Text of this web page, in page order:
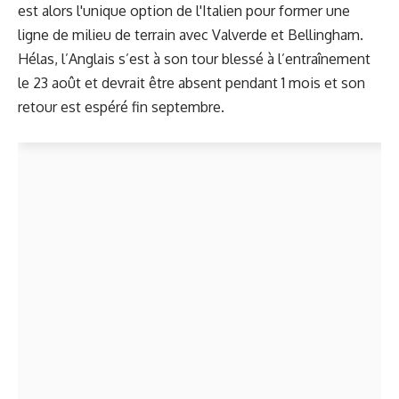
est alors l'unique option de l'Italien pour former une
ligne de milieu de terrain avec Valverde et Bellingham.
Hélas, l’Anglais s’est à son tour blessé à l’entraînement
le 23 août et devrait être absent pendant 1 mois et son
retour est espéré fin septembre.